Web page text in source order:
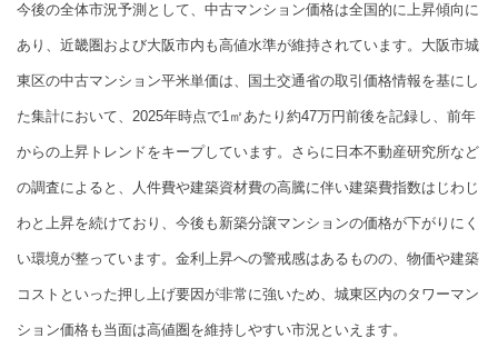
今後の全体市況予測として、中古マンション価格は全国的に上昇傾向に
あり、近畿圏および大阪市内も高値水準が維持されています。大阪市城
東区の中古マンション平米単価は、国土交通省の取引価格情報を基にし
た集計において、2025年時点で1㎡あたり約47万円前後を記録し、前年
からの上昇トレンドをキープしています。さらに日本不動産研究所など
の調査によると、人件費や建築資材費の高騰に伴い建築費指数はじわじ
わと上昇を続けており、今後も新築分譲マンションの価格が下がりにく
い環境が整っています。金利上昇への警戒感はあるものの、物価や建築
コストといった押し上げ要因が非常に強いため、城東区内のタワーマン
ション価格も当面は高値圏を維持しやすい市況といえます。